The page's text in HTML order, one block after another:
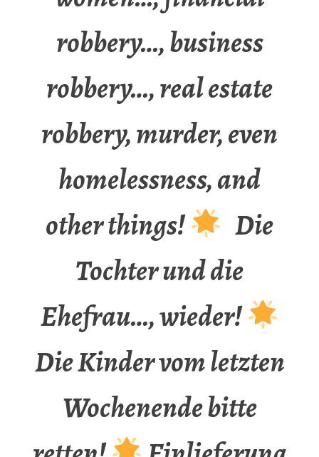
robbery…, business
robbery…, real estate
robbery, murder, even
homelessness, and
other things!
Die
Tochter und die
Ehefrau…, wieder!
Die Kinder vom letzten
Wochenende bitte